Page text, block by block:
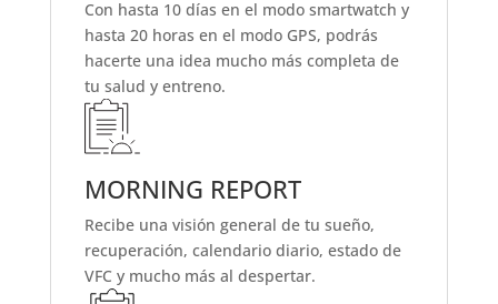
Con hasta 10 días en el modo smartwatch y
hasta 20 horas en el modo GPS, podrás
hacerte una idea mucho más completa de
tu salud y entreno.
MORNING REPORT
Recibe una visión general de tu sueño,
recuperación, calendario diario, estado de
VFC y mucho más al despertar.